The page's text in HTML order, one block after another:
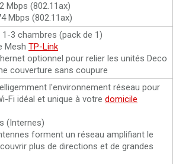
Mbps (802.11ax)
Mbps (802.11ax)
3 chambres (pack de 1)
Mesh TP-Link
optionnel pour relier les unités Deco
couverture sans coupure
l'environnement réseau pour
Fi idéal et unique à votre domicile
(Internes)
forment un réseau amplifiant le
plus de directions et de grandes